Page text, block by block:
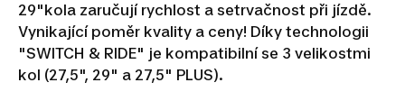
29"kola zaručují rychlost a setrvačnost při jízdě.
Vynikající poměr kvality a ceny! Díky technologii
"SWITCH & RIDE" je kompatibilní se 3 velikostmi
kol (27,5", 29" a 27,5" PLUS).